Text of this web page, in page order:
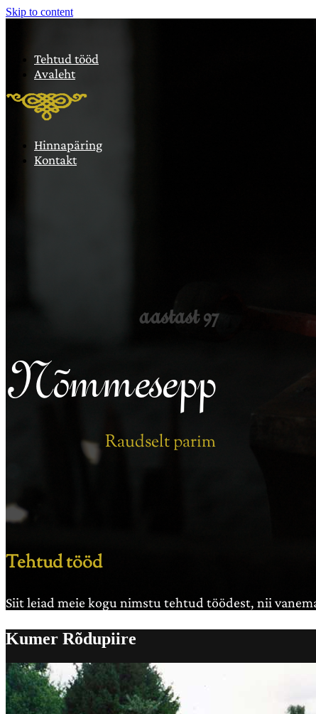
Skip to content
Tehtud tööd
Avaleht
Hinnapäring
Kontakt
aastast 97
Nõmmesepp
Raudselt parim
Tehtud tööd
Siit leiad meie kogu nimstu tehtud töödest, nii
Kumer Rõdupiire